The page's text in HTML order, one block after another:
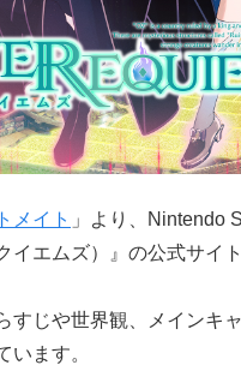
メイト 」より、Nintendo
イエムズ）』の公式サイ
すじや世界観、メインキ
います。